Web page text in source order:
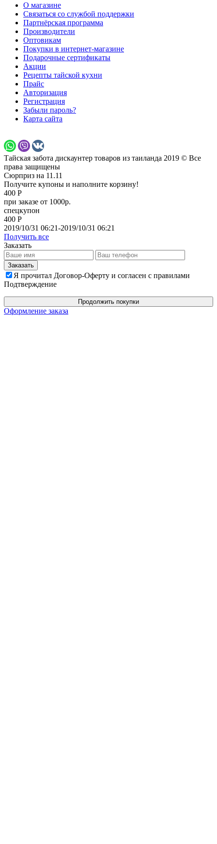
О магазине
Связаться со службой поддержки
Партнёрская программа
Производители
Оптовикам
Покупки в интернет-магазине
Подарочные сертификаты
Акции
Рецепты тайской кухни
Прайс
Авторизация
Регистрация
Забыли пароль?
Карта сайта
Тайская забота дискаунтер товаров из таиланда 2019 © Все
права защищены
Сюрприз на 11.11
Получите купоны и наполните корзину!
400 Р
при заказе от 1000р.
спецкупон
400 Р
2019/10/31 06:21-2019/10/31 06:21
Получить все
Заказать
Я прочитал Договор-Оферту и согласен с правилами
Подтверждение
Продолжить покупки
Оформление заказа